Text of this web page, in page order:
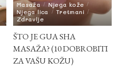
Masaža
Njega kože
Njega lica
Tretmani
Zdravlje
ŠTO JE GUA SHA
MASAŽA? (10 DOBROBITI
ZA VAŠU KOŽU)